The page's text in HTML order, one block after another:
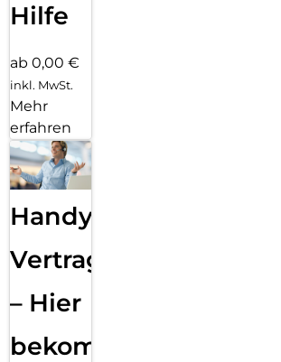
Hilfe
ab 0,00 €
inkl. MwSt.
Mehr
erfahren
Handy
Vertragsabwicklung
– Hier
bekommst